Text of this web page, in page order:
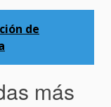
de
más